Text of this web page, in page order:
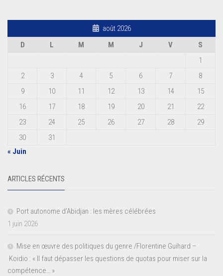
août 2026
D
L M M J V
S
1
2
3 4 5 6 7
8
9
10 11 12 13 14
15
16
17 18 19 20 21
22
23
24 25 26 27 28
29
30
31
« Juin
ARTICLES RÉCENTS
Port autonome d’Abidjan : les mères célébrées
1 juin 2026
Mise en œuvre des politiques du genre /Florentine Guihard –
Koidio : « Il faut dépasser les questions de quotas pour miser sur la
compétence… »